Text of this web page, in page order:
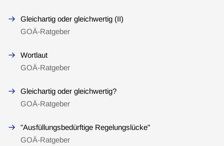
Gleichartig oder gleichwertig (II)
GOÄ-Ratgeber
Wortlaut
GOÄ-Ratgeber
Gleichartig oder gleichwertig?
GOÄ-Ratgeber
"Ausfüllungsbedürftige Regelungslücke"
GOÄ-Ratgeber